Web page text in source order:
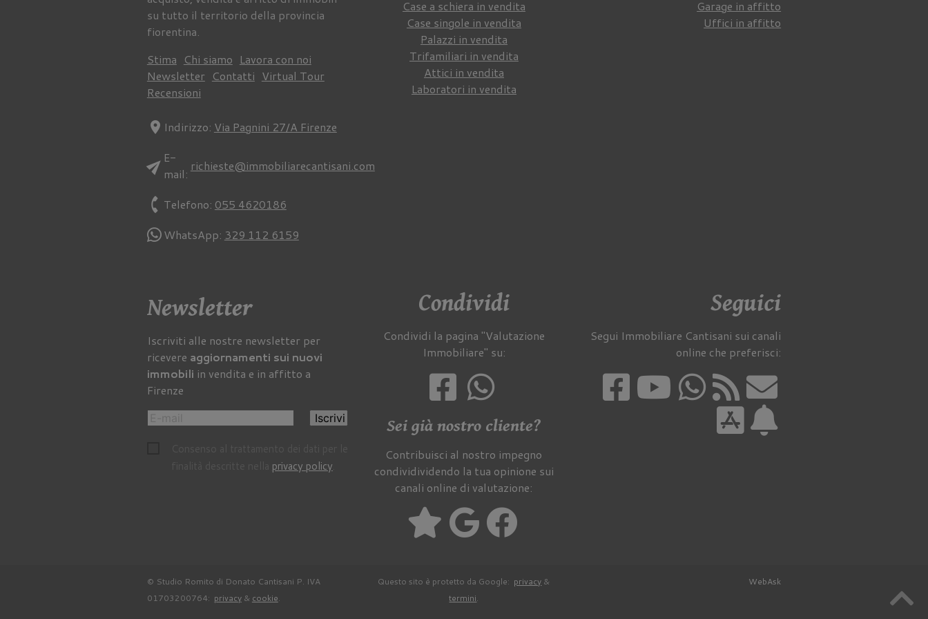
su tutto il territorio della provincia
fiorentina.
Stima Chi siamo Lavora con noi
Newsletter Contatti Virtual Tour
Recensioni
location_on Indirizzo: Via Pagnini 27/A Firenze
sendE-
mail:
richieste@immobiliarecantisani.com
phoneTelefono: 055 4620186
WhatsApp: 329 112 6159
Case a schiera in vendita
Case singole in vendita
Palazzi in vendita
Trifamiliari in vendita
Attici in vendita
Laboratori in vendita
Garage in affitto
Uffici in affitto
Newsletter
Iscriviti alle nostre newsletter per
ricevere aggiornamenti sui nuovi
immobili in vendita e in affitto a
Firenze
Iscrivi
privacy policy
Condividi
Condividi la pagina "Valutazione
Immobiliare" su:
Sei già nostro cliente?
Contribuisci al nostro impegno
condividividendo la tua opinione sui
canali online di valutazione:
Seguici
Segui Immobiliare Cantisani sui canali
online che preferisci:
© Studio Romito di Donato Cantisani P. IVA
01703200764: privacy& cookie.
Questo sito è protetto da Google: privacy &
termini.
WebAsk